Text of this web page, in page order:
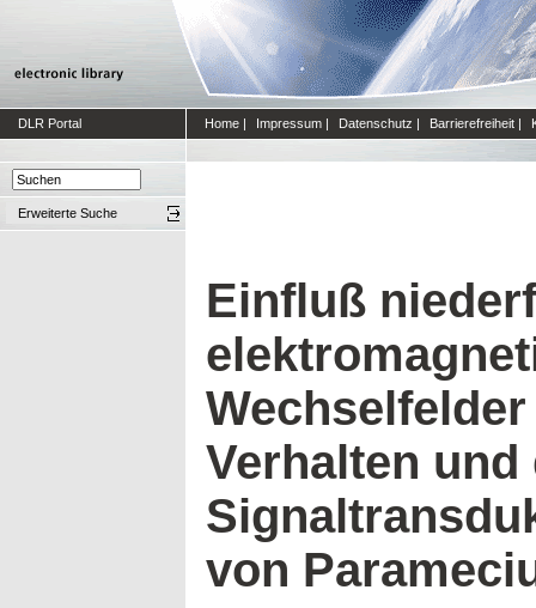
DLR Portal Home | Impressum | Datenschutz | Barrierefreiheit |
Erweiterte Suche
Einfluß
Verhalten und
von